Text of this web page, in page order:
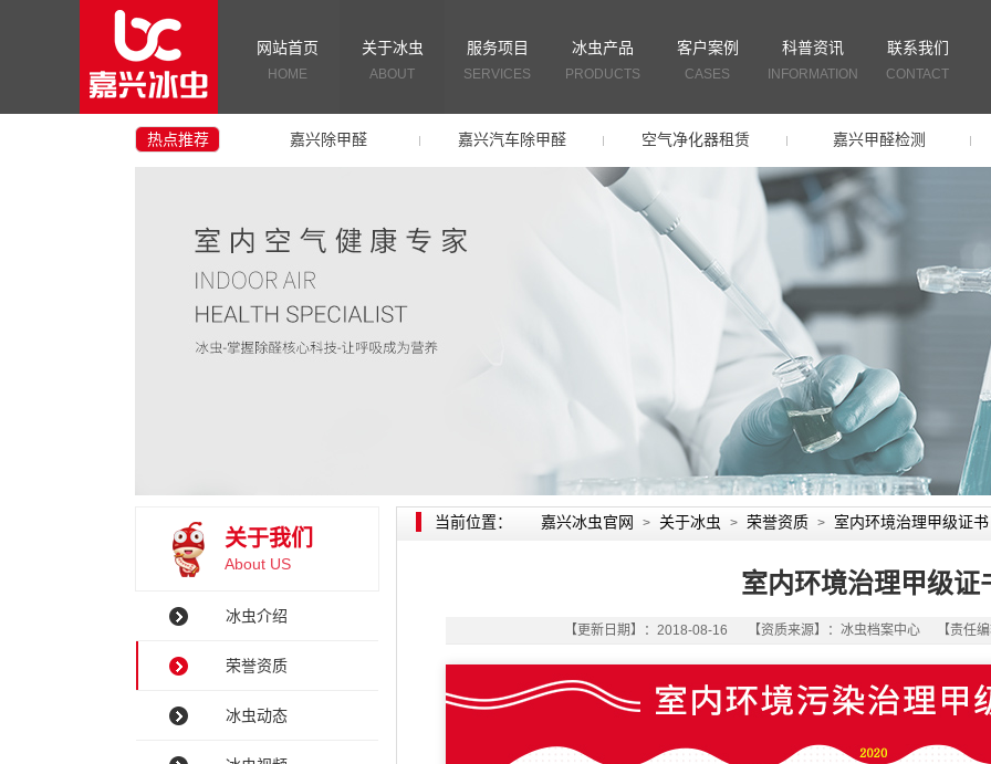
网站首页
HOME
关于冰虫
ABOUT
服务项目
SERVICES
冰虫产品
PRODUCTS
客户案例
CASES
科普资讯
INFORMATION
联系我们
CONTACT
热点推荐 嘉兴除甲醛 嘉兴汽车除甲醛 空气净化器租赁 嘉兴甲醛检测
关于我们
About US
冰虫介绍
荣誉资质
冰虫动态
当前位置： 嘉兴冰虫官网 > 关于冰虫 > 荣誉资质 > 室内环境治理甲级证书
室内环境治理甲级证
【更新日期】：2018-08-16 【资质来源】：冰虫档案中心 【责任